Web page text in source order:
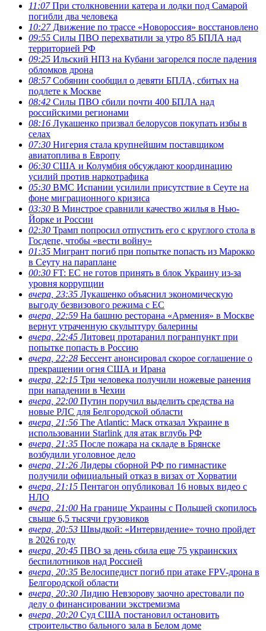
11:07При столкновении катера и лодки под Самарой
погибли два человека
10:27Движение по трассе «Новороссия» восстановлено
09:55 Силы ПВО перехватили за утро 85 БПЛА над
территорией РФ
09:25 Ильский НПЗ на Кубани загорелся после падения
обломков дрона
08:57Собянин сообщил о девяти БПЛА, сбитых на
подлете к Москве
08:42 Силы ПВО сбили почти 400 БПЛА над
российскими регионами
08:16 Лукашенко призвал белорусов покупать избы в
селах
07:30 Нигерия стала крупнейшим поставщиком
авиатоплива в Европу
06:30 США и Колумбия обсуждают координацию
усилий против наркотрафика
05:30 ВМС Испании усилили присутствие в Сеуте на
фоне миграционного кризиса
03:30 В Минстрое сравнили качество жилья в Нью-
Йорке и России
02:30 Трамп попросил отпустить его с круглого стола в
Госдепе, чтобы «вести войну»
01:35 Мигрант погиб при попытке попасть из Марокко
в Сеуту на параплане
00:30 FT: ЕС не готов принять в блок Украину из-за
уровня коррупции
вчера, 23:35 Лукашенко объяснил экономическую
выгоду безвизового режима с ЕС
вчера, 22:59 На башню ресторана «Армения» в Москве
вернут утраченную скульптуру балерины
вчера, 22:45 Литовец протаранил погранпункт при
попытке попасть в Россию
вчера, 22:28 Бессент анонсировал скорое соглашение о
прекращении огня США и Ирана
вчера, 22:15 Три человека получили ножевые ранения
при нападении в Чехии
вчера, 22:00 Путин поручил выделить средства на
новые РЛС для Белгородской области
вчера, 21:56 The Atlantic: Маск отказал Украине в
использовании Starlink для атак вглубь РФ
вчера, 21:35 После пожара на складе в Брянске
возбудили уголовное дело
вчера, 21:26 Лидеры сборной РФ по гимнастике
получили официальный отказ в визах от Хорватии
вчера, 21:15 Пентагон опубликовал 16 новых видео с
НЛО
вчера, 21:00 На границе Украины с Польшей скопилось
свыше 6,5 тысячи грузовиков
вчера, 20:53 Швыдкой: «Интервидение» точно пройдет
в 2026 году
вчера, 20:45 ПВО за день сбила еще 75 украинских
беспилотников над Россией
вчера, 20:35 Велосипедист погиб при атаке FPV-дрона в
Белгородской области
вчера, 20:30 Лидию Невзорову заочно арестовали по
делу о финансировании экстремизма
вчера, 20:20 Суд США постановил остановить
строительство бального зала в Белом доме